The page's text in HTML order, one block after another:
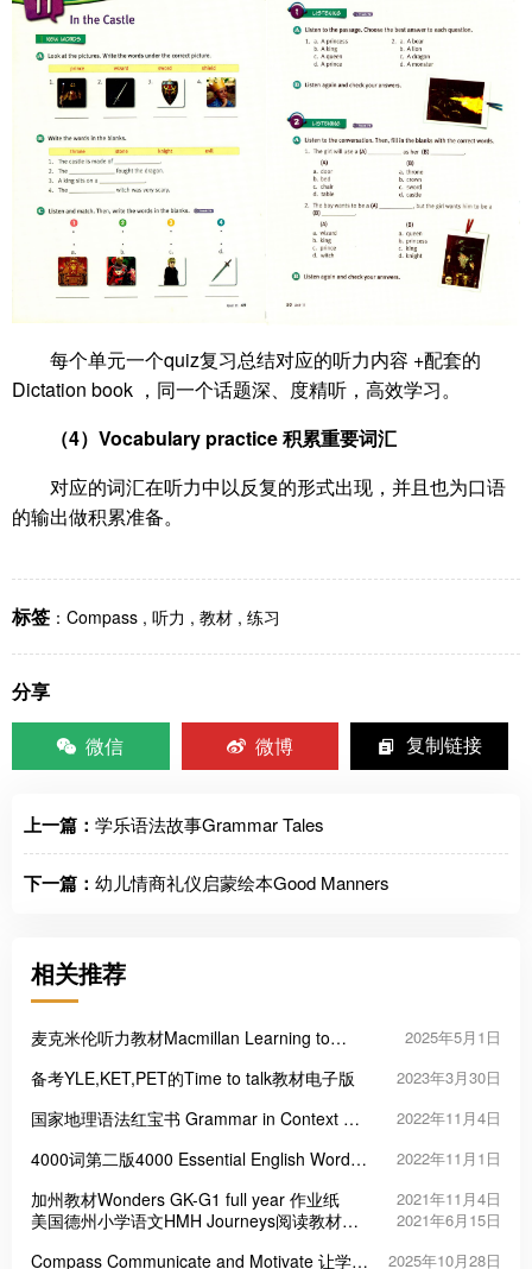
每个单元一个quiz复习总结对应的听力内容 +配套的
Dictation book ，同一个话题深、度精听，高效学习。
（4）Vocabulary practice 积累重要词汇
对应的词汇在听力中以反复的形式出现，并且也为口语
的输出做积累准备。
标签 ： Compass , 听力 , 教材 , 练习
分享
微信
微博 复制链接
上一篇： 学乐语法故事Grammar Tales
下一篇： 幼儿情商礼仪启蒙绘本Good Manners
相关推荐
麦克米伦听力教材Macmillan Learning to
2025年5月1日
备考YLE,KET,PET的Time to talk教材电子版 2023年3月30日
国家地理语法红宝书 Grammar in Context 第7
2022年11月4日
4000词第二版4000 Essential English Words
2022年11月1日
加州教材Wonders GK-G1 full year 作业纸 2021年11月4日
美国德州小学语文HMH Journeys阅读教材及
2021年6月15日
Compass Communicate and Motivate 让学习 2025年10月28日